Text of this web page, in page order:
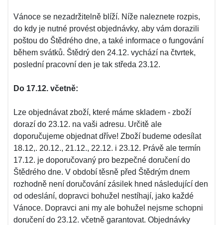
Vánoce se nezadržitelně blíží. Níže naleznete rozpis,
do kdy je nutné provést objednávky, aby vám dorazili
poštou do Štědrého dne, a také informace o fungování
během svátků. Štědrý den 24.12. vychází na čtvrtek,
poslední pracovní den je tak středa 23.12.
Do 17.12. včetně:
Lze objednávat zboží, které máme skladem - zboží
dorazí do 23.12. na vaši adresu. Určitě ale
doporučujeme objednat dříve! Zboží budeme odesílat
18.12,. 20.12., 21.12., 22.12. i 23.12. Právě ale termín
17.12. je doporučovaný pro bezpečné doručení do
Štědrého dne. V období těsně před Štědrým dnem
rozhodně není doručování zásilek hned následující den
od odeslání, dopravci bohužel nestíhají, jako každé
Vánoce. Dopravci ani my ale bohužel nejsme schopni
doručení do 23.12. včetně garantovat. Objednávky